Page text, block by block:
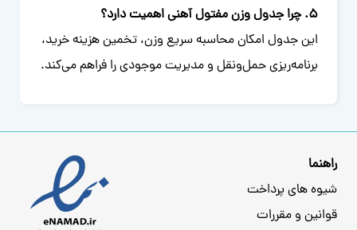
5. چرا جدول وزن مفتول آهنی اهمیت دارد؟
این جدول امکان محاسبه سریع وزن، تخمین هزینه خرید،
برنامه‌ریزی حمل‌ونقل و مدیریت موجودی را فراهم می‌کند.
راهنما
شیوه های پرداخت
قوانین و مقررات